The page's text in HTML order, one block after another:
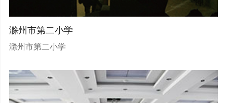
滁州市第二小学
滁州市第二小学